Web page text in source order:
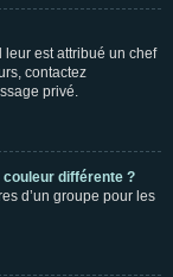
leur est attribué un chef
contactez
privé.
différente ?
d’un groupe pour les